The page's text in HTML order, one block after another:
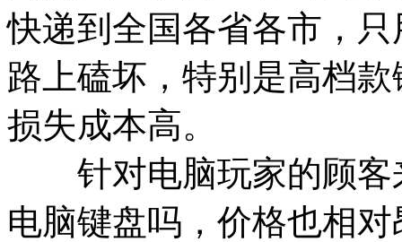
快递到全国各省各市，
路上磕坏，特别是高档
损失成本高。
针对电脑玩家的顾客
电脑键盘吗，价格也相